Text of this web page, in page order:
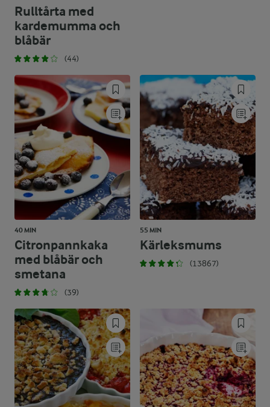
Rulltårta med
kardemumma och
blåbär
(44)
40 MIN
Citronpannkaka
med blåbär och
smetana
(39)
55 MIN
Kärleksmums
(13867)